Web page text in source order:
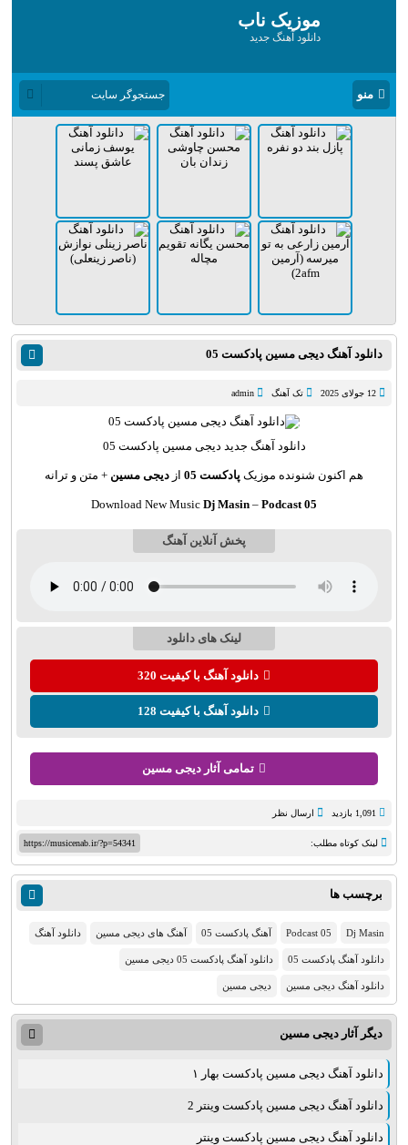
موزیک ناب
دانلود آهنگ جدید
منو
دانلود آهنگ دیجی مسین پادکست 05
12 جولای 2025 تک آهنگ admin
دانلود آهنگ جدید دیجی مسین پادکست 05
هم اکنون شنونده موزیک پادکست 05 از دیجی مسین + متن و ترانه
Download New Music Dj Masin – Podcast 05
پخش آنلاین آهنگ
لینک های دانلود
دانلود آهنگ با کیفیت 320
دانلود آهنگ با کیفیت 128
تمامی آثار دیجی مسین
1,091 بازدید ارسال نظر
https://musicenab.ir/?p=54341 لینک کوتاه مطلب:
برچسب ها
Dj Masin
Podcast 05 آهنگ پادکست 05 آهنگ های دیجی مسین دانلود آهنگ
دانلود آهنگ پادکست 05 دانلود آهنگ پادکست 05 دیجی مسین
دانلود آهنگ دیجی مسین دیجی مسین
دیگر آثار دیجی مسین
دانلود آهنگ دیجی مسین پادکست بهار ۱
دانلود آهنگ دیجی مسین پادکست وینتر 2
دانلود آهنگ دیجی مسین پادکست وینتر